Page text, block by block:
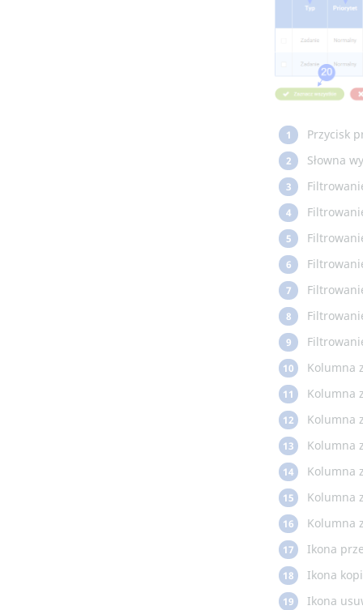
1 Przycisk
2 Słowna
3
4
5
6
7
8
9
10 Kolumna
11 Kolumna
12 Kolumna
13 Kolumna
14 Kolumna
15 Kolumna
16 Kolumna
17 Ikona
18 Ikona
19 Ikona